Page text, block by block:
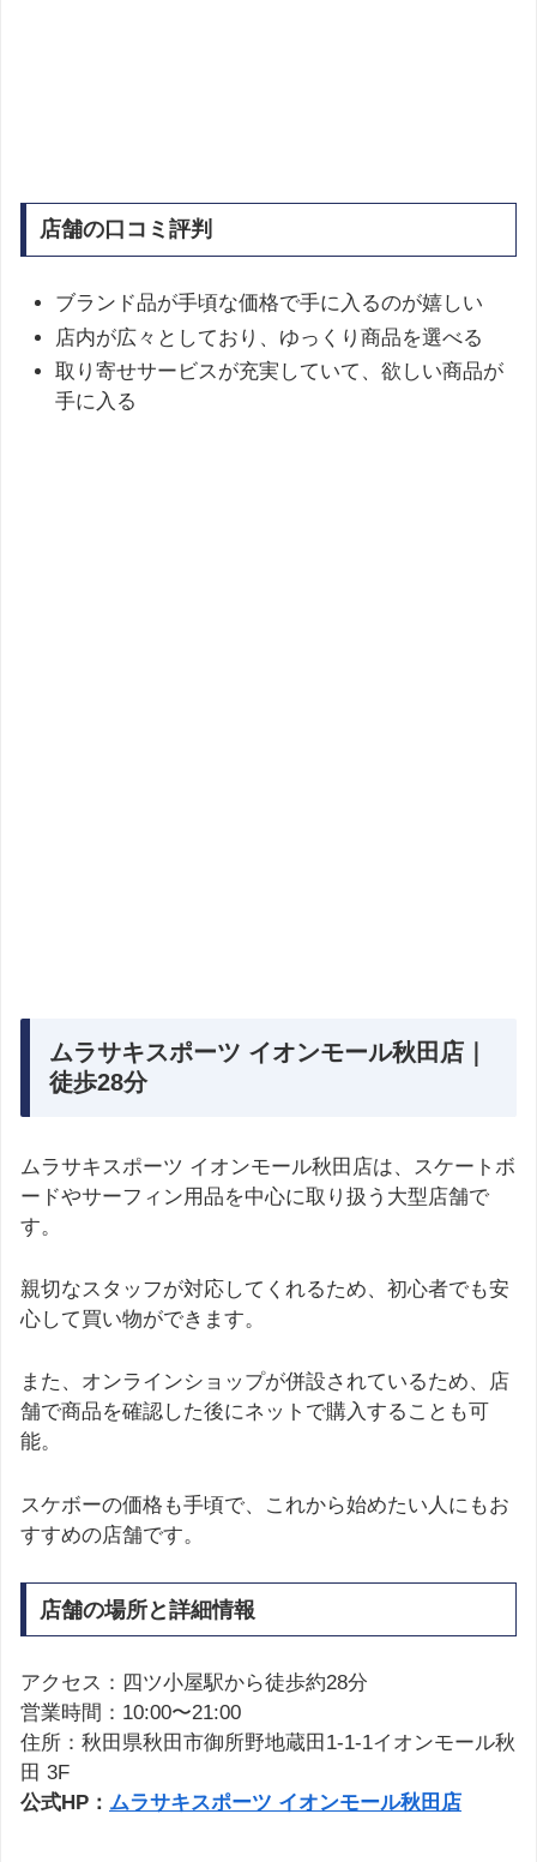
店舗の口コミ評判
ブランド品が手頃な価格で手に入るのが嬉しい​
店内が広々としており、ゆっくり商品を選べる​
取り寄せサービスが充実していて、欲しい商品が
手に入る
ムラサキスポーツ イオンモール秋田店｜
徒歩28分
ムラサキスポーツ イオンモール秋田店は、スケートボ
ードやサーフィン用品を中心に取り扱う大型店舗で
す。
親切なスタッフが対応してくれるため、初心者でも安
心して買い物ができます。
また、オンラインショップが併設されているため、店
舗で商品を確認した後にネットで購入することも可
能。
スケボーの価格も手頃で、これから始めたい人にもお
すすめの店舗です。
店舗の場所と詳細情報
アクセス：四ツ小屋駅から徒歩約28分
営業時間：10:00〜21:00
住所：秋田県秋田市御所野地蔵田1-1-1イオンモール秋
田 3F
公式HP： ムラサキスポーツ イオンモール秋田店